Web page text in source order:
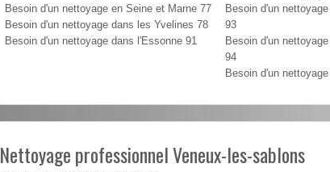
Besoin d'un nettoyage en Seine et Marne 77
Besoin d'un nettoyage dans les Yvelines 78
Besoin d'un nettoyage dans l'Essonne 91
Besoin d'un
93
Besoin d'un
94
Besoin d'un
Nettoyage professionnel Veneux-les-sablons